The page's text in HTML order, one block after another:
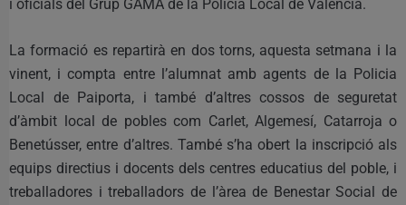
i oficials del Grup GAMA de la Policia Local de València.
La formació es repartirà en dos torns, aquesta setmana i la
vinent, i compta entre l’alumnat amb agents de la Policia
Local de Paiporta, i també d’altres cossos de seguretat
d’àmbit local de pobles com Carlet, Algemesí, Catarroja o
Benetússer, entre d’altres. També s’ha obert la inscripció als
equips directius i docents dels centres educatius del poble, i
treballadores i treballadors de l’àrea de Benestar Social de